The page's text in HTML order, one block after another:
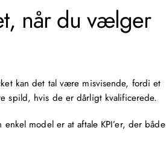
når du vælger
kan det tal være misvisende, fordi et
spild, hvis de er dårligt kvalificerede.
model er at aftale KPI’er, der både